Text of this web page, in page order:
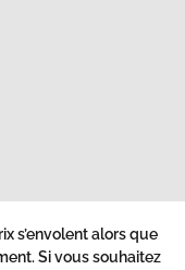
s’envolent alors que
Si vous souhaitez